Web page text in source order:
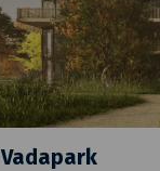
Vadapark